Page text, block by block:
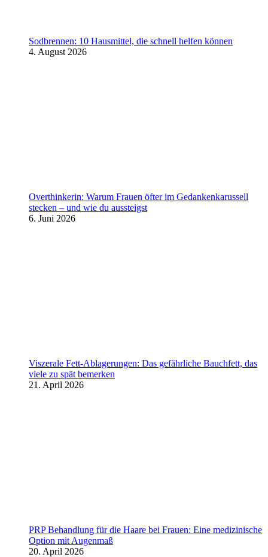
Sodbrennen: 10 Hausmittel, die schnell helfen können
4. August 2026
Overthinkerin: Warum Frauen öfter im Gedankenkarussell
stecken – und wie du aussteigst
6. Juni 2026
Viszerale Fett-Ablagerungen: Das gefährliche Bauchfett, das
viele zu spät bemerken
21. April 2026
PRP Behandlung für die Haare bei Frauen: Eine medizinische
Option mit Augenmaß
20. April 2026